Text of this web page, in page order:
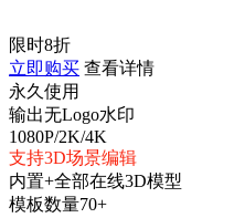
限时8折
立即购买 查看详情
永久使用
输出无Logo水印
1080P/2K/4K
支持3D场景编辑
内置+全部在线3D模型
模板数量70+